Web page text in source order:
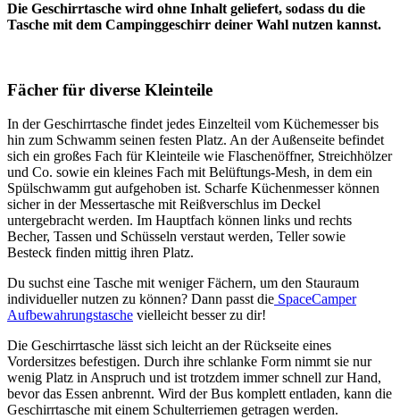
Die Geschirrtasche wird ohne Inhalt geliefert, sodass du die
Tasche mit dem Campinggeschirr deiner Wahl nutzen kannst.
Fächer für diverse Kleinteile
In der Geschirrtasche findet jedes Einzelteil vom Küchemesser bis
hin zum Schwamm seinen festen Platz. An der Außenseite befindet
sich ein großes Fach für Kleinteile wie Flaschenöffner, Streichhölzer
und Co. sowie ein kleines Fach mit Belüftungs-Mesh, in dem ein
Spülschwamm gut aufgehoben ist. Scharfe Küchenmesser können
sicher in der Messertasche mit Reißverschlus im Deckel
untergebracht werden. Im Hauptfach können links und rechts
Becher, Tassen und Schüsseln verstaut werden, Teller sowie
Besteck finden mittig ihren Platz.
Du suchst eine Tasche mit weniger Fächern, um den Stauraum
individueller nutzen zu können? Dann passt die SpaceCamper
Aufbewahrungstasche vielleicht besser zu dir!
Die Geschirrtasche lässt sich leicht an der Rückseite eines
Vordersitzes befestigen. Durch ihre schlanke Form nimmt sie nur
wenig Platz in Anspruch und ist trotzdem immer schnell zur Hand,
bevor das Essen anbrennt. Wird der Bus komplett entladen, kann die
Geschirrtasche mit einem Schulterriemen getragen werden.